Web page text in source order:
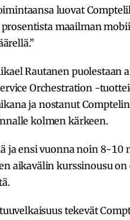
luovat
maailman
Rautanen puolestaan
Orchestration -
ja nostanut
kolmen kärkeen.
ja ensi vuonna noin 8-10
aikavälin kurssinousu on
tekevät